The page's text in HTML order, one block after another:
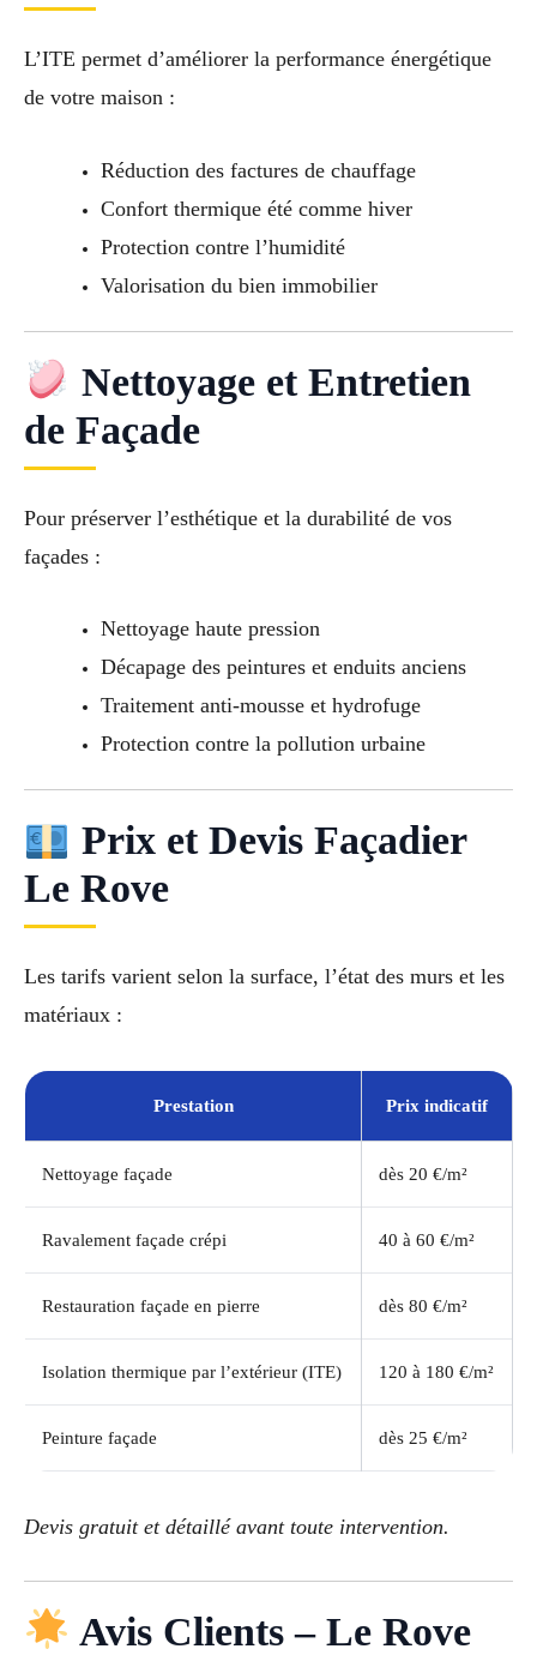
L’ITE permet d’améliorer la performance énergétique
de votre maison :
Réduction des factures de chauffage
Confort thermique été comme hiver
Protection contre l’humidité
Valorisation du bien immobilier
Nettoyage et Entretien
de Façade
Pour préserver l’esthétique et la durabilité de vos
façades :
Nettoyage haute pression
Décapage des peintures et enduits anciens
Traitement anti-mousse et hydrofuge
Protection contre la pollution urbaine
Prix et Devis Façadier
Le Rove
Les tarifs varient selon la surface, l’état des murs et les
matériaux :
Prestation Prix indicatif
Nettoyage façade dès 20 €/m²
Ravalement façade crépi 40 à 60 €/m²
Restauration façade en pierre dès 80 €/m²
Isolation thermique par l’extérieur (ITE) 120 à 180 €/m²
Peinture façade dès 25 €/m²
Devis gratuit et détaillé avant toute intervention.
Avis Clients – Le Rove